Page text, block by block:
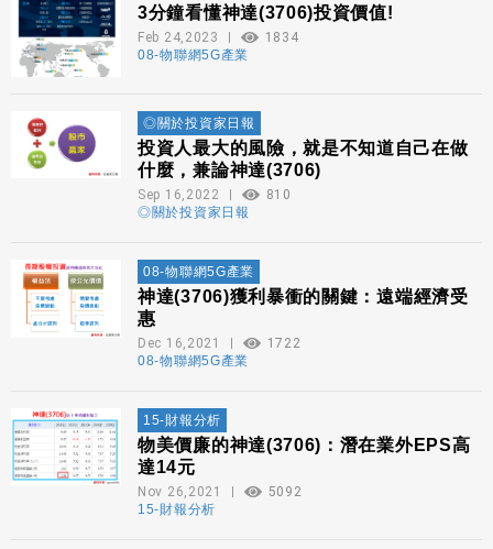
3分鐘看懂神達(3706)投資價值!
Feb 24,2023
1834
08-物聯網5G產業
◎關於投資家日報
投資人最大的風險，就是不知道自己在做
什麼，兼論神達(3706)
Sep 16,2022
810
◎關於投資家日報
08-物聯網5G產業
神達(3706)獲利暴衝的關鍵：遠端經濟受
惠
Dec 16,2021
1722
08-物聯網5G產業
15-財報分析
物美價廉的神達(3706)：潛在業外EPS高
達14元
Nov 26,2021
5092
15-財報分析